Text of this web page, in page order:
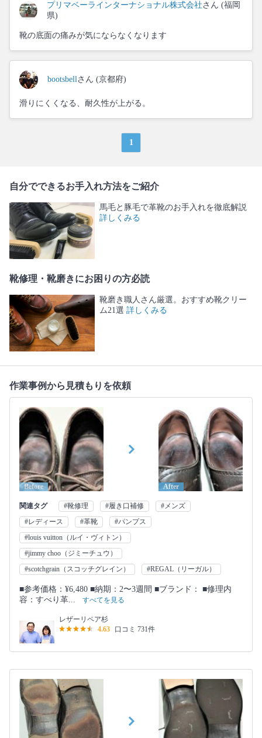
プリマベーラインターナショナル株式会社 さん (福岡
県)
靴の底面の痛みが気にならなくなります
bootsbellさん (京都府)
滑りにくくなる、耐久性が上がる。
1
自分でできるお手入れ方法をご紹介
馬毛と豚毛で革靴のお手入れを徹底解説
詳しくみる
靴修理・靴磨きにお困りの方必読
靴磨き職人さん厳選。おすすめ靴クリー
ム21選 詳しくみる
作業事例から見積もりを依頼
Before After
関連タグ #靴修理 #履き口補修
#メンズ
#レディース
#革靴
#パンプス
#louis vuitton（ルイ・ヴィトン）
#jimmy choo（ジミーチュウ）
#scotchgrain（スコッチグレイン）
#REGAL（リーガル）
■参考価格：¥6,480 ■納期：2〜3週間 ■ブランド： ■修理内
容：すべり革...
すべてを見る
レザーリペア杉
4.63
口コミ 731件